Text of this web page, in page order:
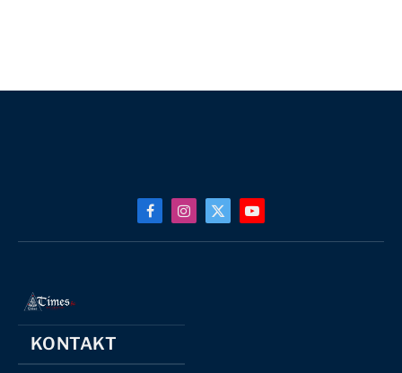
FacebookInstagram
X
(Twitter)
YouTube
KONTAKT